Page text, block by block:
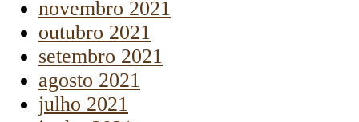
novembro 2021
outubro 2021
setembro 2021
agosto 2021
julho 2021